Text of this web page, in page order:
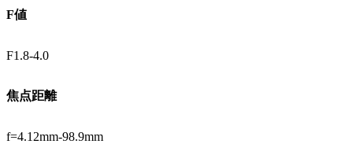
F値
F1.8-4.0
焦点距離
f=4.12mm-98.9mm